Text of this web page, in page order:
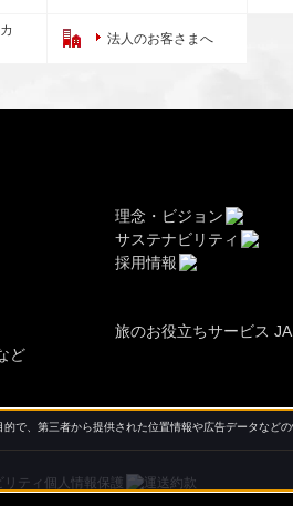
法人のお客さまへ
理念・ビジョン
サステナビリティ
採用情報
旅のお役立ちサービス
ど
ティ 個人情報保護 運送約款
で、第三者から提供された位置情報や広告データなど